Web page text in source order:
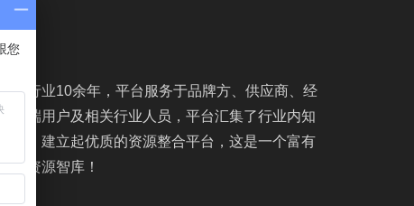
于行业10余年，平台服务于品牌方、供应商、经
终端用户及相关行业人员，平台汇集了行业内知
讯，建立起优质的资源整合平台，这是一个富有
的资源智库！
您